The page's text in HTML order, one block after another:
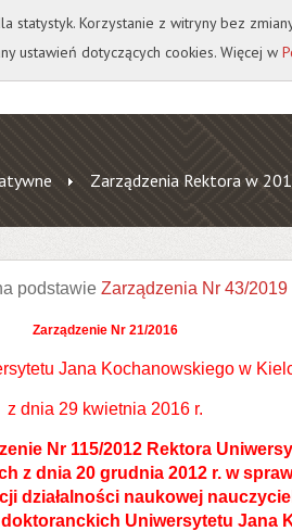
A A A
Zarządzenia Rektora w
podstawie Zarządzenia Nr 43/2019
Zarządzenie Nr 21/2016
Jana Kochanowskiego w
z dnia 29 kwietnia 2016 r.
Nr 115/2012 Rektora
z dnia 20 grudnia 2012 r. w
działalności naukowej
Uniwersytetu Jana
Korzystanie z witryny bez
ustawień dotyczących cookies. Więcej w